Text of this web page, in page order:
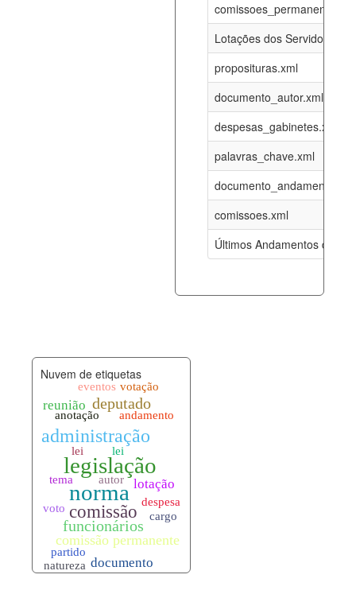
Lotações dos Servidores
proposituras.xml
documento_autor.xml
despesas_gabinetes.xml
palavras_chave.xml
documento_andamento.xml
comissoes.xml
Últimos Andamentos de
07-08-
funcionarios_lotacoes.xml
funcionarios_cargos.xml 12-05-
07-08-
documento_andamento.xml 07-08-
palavras_chave.xml 07-08-
legislacao_norma_anotacoes.xml
Nuvem de etiquetas